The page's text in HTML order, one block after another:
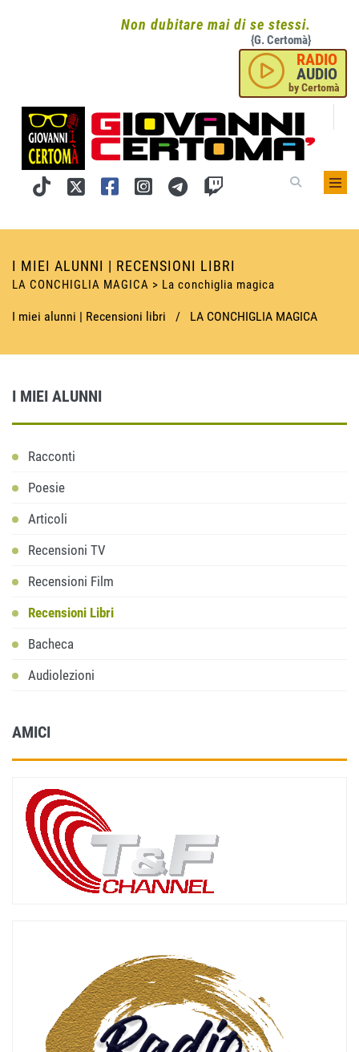
Non dubitare mai di se stessi.
{G. Certomà}
RADIO
AUDIO
by Certomà
I MIEI ALUNNI | RECENSIONI LIBRI
LA CONCHIGLIA MAGICA > La conchiglia magica
I miei alunni | Recensioni libri / LA CONCHIGLIA MAGICA
I MIEI ALUNNI
Racconti
Poesie
Articoli
Recensioni TV
Recensioni Film
Recensioni Libri
Bacheca
Audiolezioni
AMICI